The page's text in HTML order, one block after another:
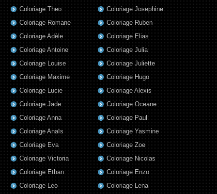
Coloriage Theo
Coloriage Romane
Coloriage Adèle
Coloriage Antoine
Coloriage Louise
Coloriage Maxime
Coloriage Lucie
Coloriage Jade
Coloriage Anna
Coloriage Anaïs
Coloriage Eva
Coloriage Victoria
Coloriage Ethan
Coloriage Leo
Coloriage Josephine
Coloriage Ruben
Coloriage Elias
Coloriage Julia
Coloriage Juliette
Coloriage Hugo
Coloriage Alexis
Coloriage Oceane
Coloriage Paul
Coloriage Yasmine
Coloriage Zoe
Coloriage Nicolas
Coloriage Enzo
Coloriage Lena